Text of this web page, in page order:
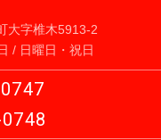
大字椎木5913-2
/ 日曜日・祝日